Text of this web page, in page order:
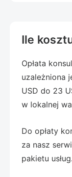
Ile
Opłata
uzależniona
USD do 23
w lokalnej
Do opłaty
za nasz
pakietu usług.